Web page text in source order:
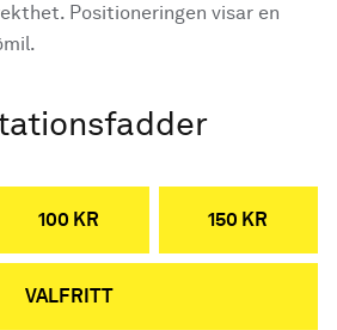
Positioneringen visar en
100 KR 150 KR
VALFRITT